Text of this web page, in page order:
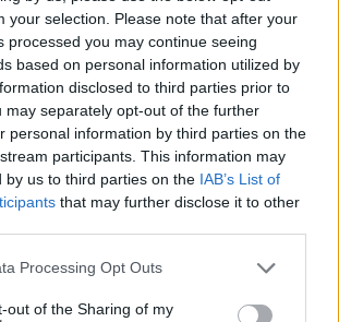
your selection. Please note that after your
processed you may continue seeing
based on personal information utilized by
disclosed to third parties prior to
may separately opt-out of the further
personal information by third parties on the
participants. This information may
by us to third parties on the IAB’s List of
that may further disclose it to other
website/app uses one or more Google
visit or usage behaviour. You may click to
Processing Opt Outs
out of the Sharing of my
του αστικού τοπίου και της
της ανόδου της στάθμης
της υπερθέρμανσης του
διαχείρισης της
από το άτομο και την
της σχέσης της
με την πολιτιστική κληρονομιά,
(πολεοδομία, αρχιτεκτονική,